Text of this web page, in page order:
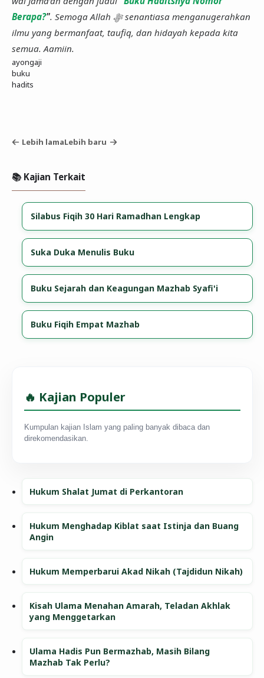
Berapa?". Semoga Allah ﷻ senantiasa menganugerahkan
ilmu yang bermanfaat, taufiq, dan hidayah kepada kita
semua. Aamiin.
ayongaji
buku
hadits
Lebih lamaLebih baru
📚 Kajian Terkait
Silabus Fiqih 30 Hari Ramadhan Lengkap
Suka Duka Menulis Buku
Buku Sejarah dan Keagungan Mazhab Syafi'i
Buku Fiqih Empat Mazhab
🔥 Kajian Populer
Kumpulan kajian Islam yang paling banyak dibaca dan
direkomendasikan.
Hukum Shalat Jumat di Perkantoran
Hukum Menghadap Kiblat saat Istinja dan Buang
Angin
Hukum Memperbarui Akad Nikah (Tajdidun Nikah)
Kisah Ulama Menahan Amarah, Teladan Akhlak
yang Menggetarkan
Ulama Hadis Pun Bermazhab, Masih Bilang
Mazhab Tak Perlu?